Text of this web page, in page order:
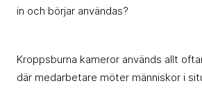
in och börjar användas?
Kroppsburna kameror används allt
där medarbetare möter människor i